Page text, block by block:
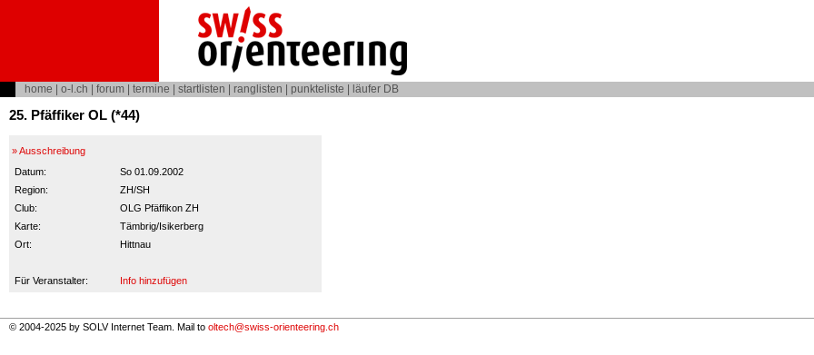
home o-l.ch forum termine startlisten ranglisten punkteliste läufer DB
25. Pfäffiker OL (*44)
» Ausschreibung
Datum:
So 01.09.2002
Region:
ZH/SH
Club:
OLG Pfäffikon ZH
Karte:
Tämbrig/Isikerberg
Ort:
Hittnau
Für Veranstalter: Info hinzufügen
© 2004-2025 by SOLV Internet Team. Mail to oltech@swiss-orienteering.ch